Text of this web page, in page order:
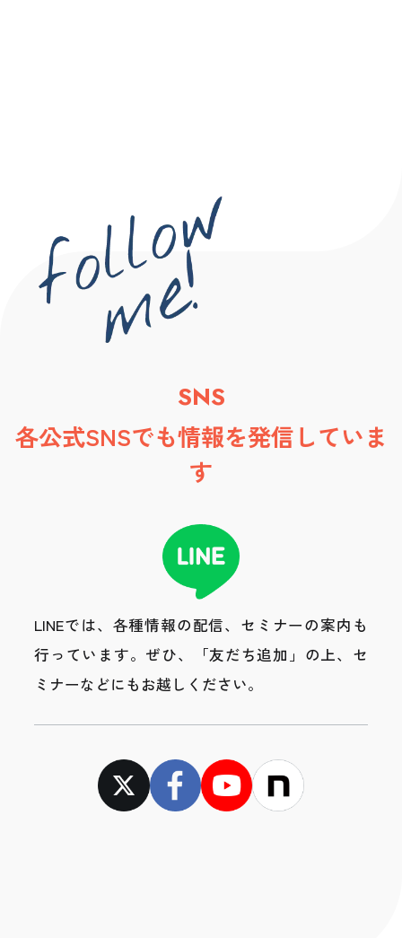
SNS
各公式SNSでも情報を発信していま
す
LINEでは、各種情報の配信、セミナーの案内も
行っています。 ぜひ、「友だち追加」の上、セ
ミナーなどにもお越しください。